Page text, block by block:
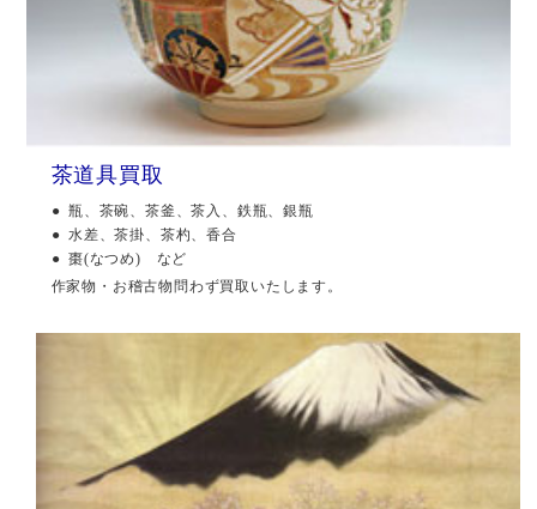
茶道具買取
瓶、茶碗、茶釜、茶入、鉄瓶、銀瓶
水差、茶掛、茶杓、香合
棗(なつめ) など
作家物・お稽古物問わず買取いたします。